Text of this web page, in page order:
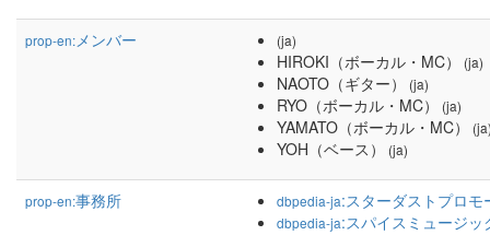
prop-en:メンバー (ja)
HIROKI（ボーカル・MC） (ja)
NAOTO（ギター） (ja)
RYO（ボーカル・MC） (ja)
YAMATO（ボーカル・MC）
YOH（ベース） (ja)
prop-en:事務所 dbpedia-ja:スターダストプロモ
dbpedia-ja:スパイスミュージッ